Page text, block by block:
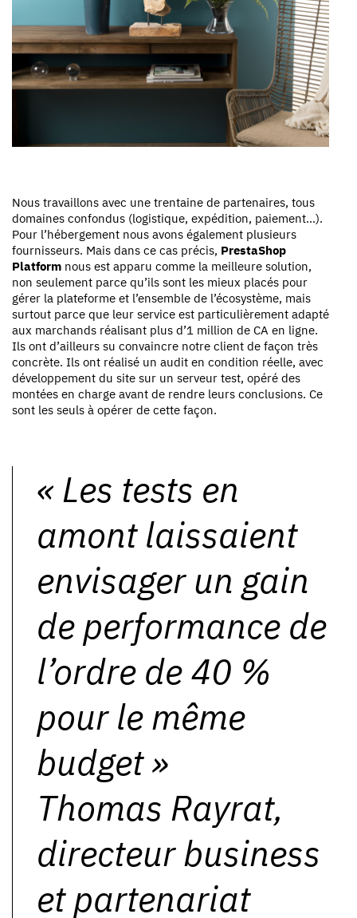
Nous travaillons avec une trentaine de partenaires, tous
domaines confondus (logistique, expédition, paiement…).
Pour l’hébergement nous avons également plusieurs
fournisseurs. Mais dans ce cas précis, PrestaShop
Platform nous est apparu comme la meilleure solution,
non seulement parce qu’ils sont les mieux placés pour
gérer la plateforme et l’ensemble de l’écosystème, mais
surtout parce que leur service est particulièrement adapté
aux marchands réalisant plus d’1 million de CA en ligne.
Ils ont d’ailleurs su convaincre notre client de façon très
concrète. Ils ont réalisé un audit en condition réelle, avec
développement du site sur un serveur test, opéré des
montées en charge avant de rendre leurs conclusions. Ce
sont les seuls à opérer de cette façon.
« Les tests en
amont laissaient
envisager un gain
de performance de
l’ordre de 40 %
pour le même
budget»
Thomas Rayrat,
directeur business
et partenariat